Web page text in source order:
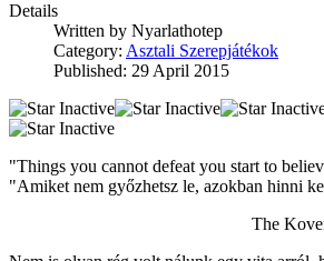
Details
Written by Nyarlathotep
Category: Asztali Szerepjátékok
Published: 29 April 2015
"Things you cannot defeat you start to
"Amiket nem győzhetsz le, azokban hinni
The